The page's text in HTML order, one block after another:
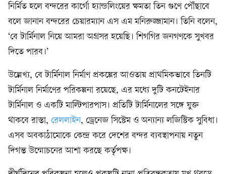
নির্মিত হলে বন্দরের কার্গো হ্যান্ডলিংয়ের ক্ষমতা তিন গুণে পৌঁছাবে
বলে জানান বন্দরের চেয়ারম্যান এস এম মনিরুজ্জামান। তিনি বলেন,
‘বে টার্মিনাল নিয়ে আমরা অগ্রসর হয়েছি। শিগগির জনগণকে সুখবর
দিতে পারব।’
উল্লেখ্য, বে টার্মিনাল নির্মাণ প্রকল্পের আওতায় প্রাথমিকভাবে তিনটি
টার্মিনাল নির্মাণের পরিকল্পনা রয়েছে, এর মধ্যে দুটি কনটেইনার
টার্মিনাল ও একটি মাল্টিপারপাস। প্রতিটি টার্মিনালের সঙ্গে যুক্ত
থাকবে রাস্তা, রেললাইন, ড্রেনেজ সিস্টেম ও অন্যান্য লজিস্টিক সুবিধা।
এসব অবকাঠামোকে কেন্দ্র করে দেশের বন্দর ব্যবস্থাপনায় নতুন
দিগন্ত উন্মোচনের আশা করছে কর্তৃপক্ষ।